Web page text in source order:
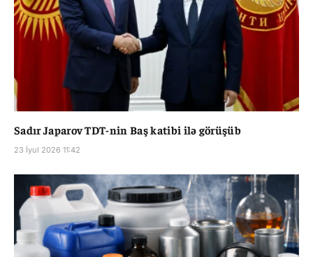
Sadır Japarov TDT-nin Baş katibi ilə görüşüb
23 İyul 2026 11:42